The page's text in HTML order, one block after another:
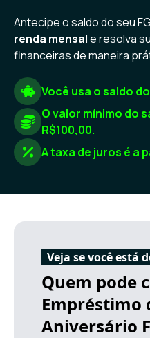
Antecipe o saldo do seu
renda mensale resolva
financeiras de maneira
Você usa o saldo
O valor mínimo do
R$100,00.
A taxa de juros é a
Veja se você está
Quem pode
Empréstimo
Aniversário